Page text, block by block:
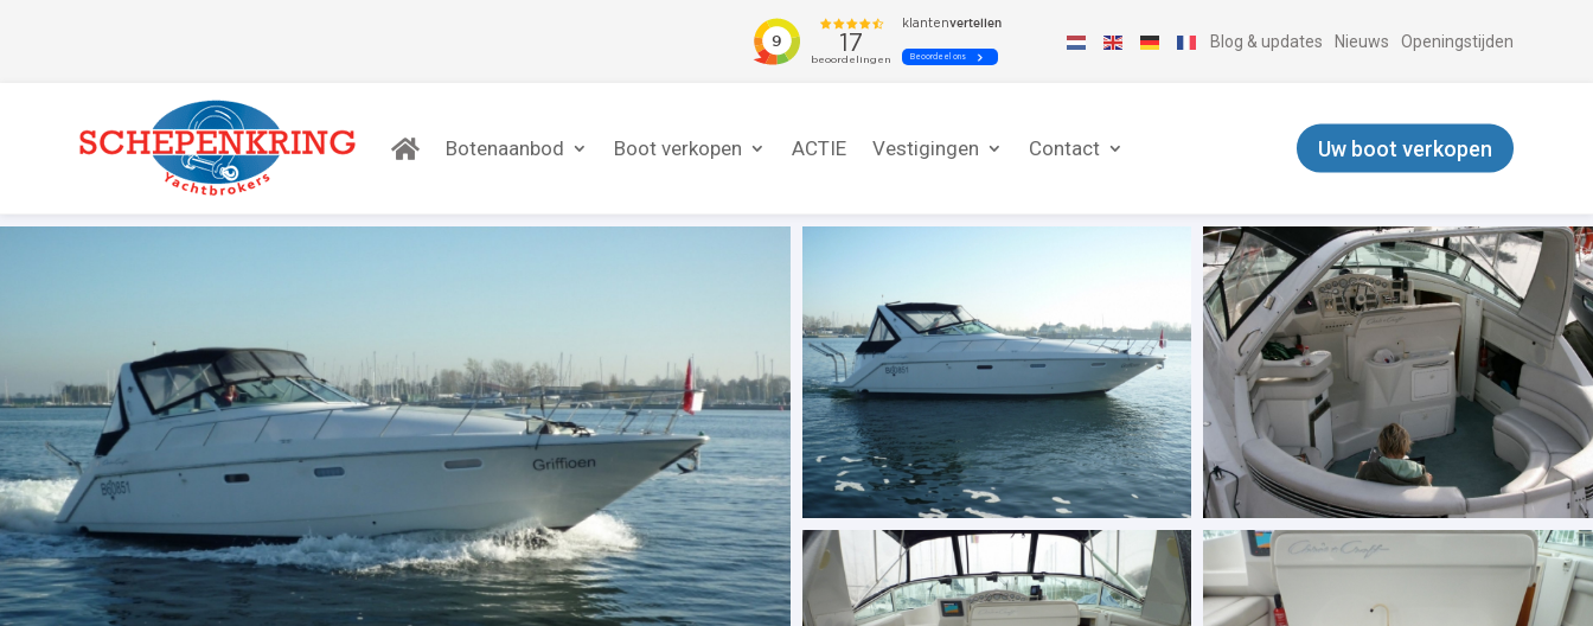
Blog & updates Nieuws Openingstijden
Botenaanbod Boot verkopen ACTIE Vestigingen Contact Uw boot verkopen